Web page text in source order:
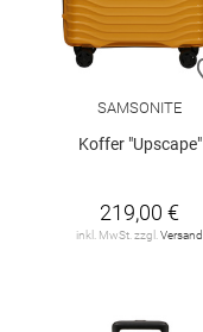
SAMSONITE
Koffer "Upscape"
219,00 €
inkl. MwSt. zzgl. Versand